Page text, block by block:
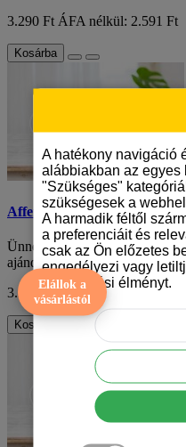
3.290 Ft ÁFA nélkül: 2.591 Ft
Kosárba
Affenpinscher mintás
Ünnepek közeledtével
ajándékok után kutatunk. Mi
3.290 FtÁFA nélkül: 2.591 Ft
Kosárba
Elállok a
vásárlástól
A hatékony navigáció
alábbiakban az egyes
"Szükséges"
szükségesek a
A harmadik féltől
a preferenciáit és
csak az Ön előzetes
engedélyezi vagy
böngészési élményt.